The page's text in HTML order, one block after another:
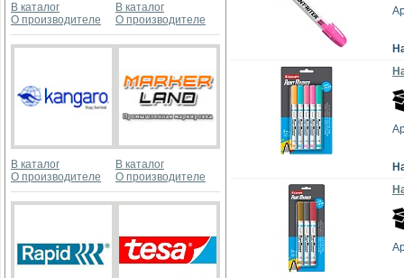
В каталог
О производителе
В каталог
О производителе
В каталог
О производителе
В каталог
О производителе